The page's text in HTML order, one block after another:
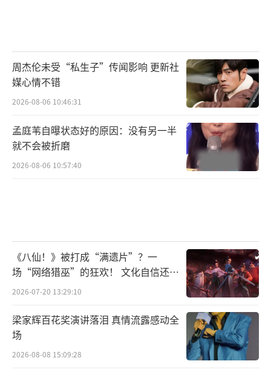
俄罗斯女生之间的比赛，仿佛战斗民族的血脉
觉醒，展示超强核心让男同胞们都目瞪口
呆。“拳击猴”王勉用对决拳击教练，苦苦挣
扎打成平局。跨国友情在笑闹中自成风景，在
竞技中互相“伤害”，又在爆笑中彼此成全。
在这场横跨八千公里的文化对话中，无论
是众人的散装英语轰炸还是中俄合作的传话游
戏，那些手舞足蹈的比划瞬间，反而书写着最
周杰伦未受“私生子”传闻影响 更新社
媒心情不错
2026-08-06 10:46:31
孟庭苇自曝状态好的原因：没有另一半
就不会被折磨
2026-08-06 10:57:40
《八仙！》被打成“满遗片”？一
场“网络猎巫”的狂欢！ 文化自信还是
焦虑？
2026-07-20 13:29:10
梁家辉百花奖演讲落泪 真情流露感动全
场
2026-08-08 15:09:28